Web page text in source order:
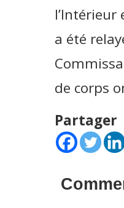
l’Intérieur
a été
de corps
Partager